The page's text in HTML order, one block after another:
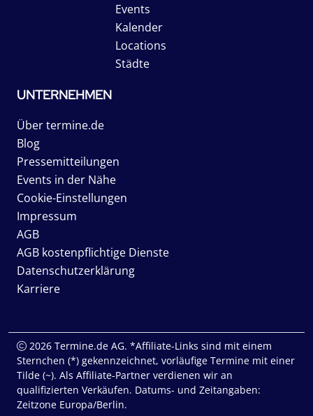
Events
Kalender
Locations
Städte
UNTERNEHMEN
Über termine.de
Blog
Pressemitteilungen
Events in der Nähe
Cookie-Einstellungen
Impressum
AGB
AGB kostenpflichtige Dienste
Datenschutzerklärung
Karriere
2026 Termine.de AG. *Affiliate-Links sind mit einem
Sternchen (*) gekennzeichnet, vorläufige Termine mit einer
Tilde (~). Als Affiliate-Partner verdienen wir an
qualifizierten Verkäufen. Datums- und Zeitangaben:
Zeitzone Europa/Berlin.